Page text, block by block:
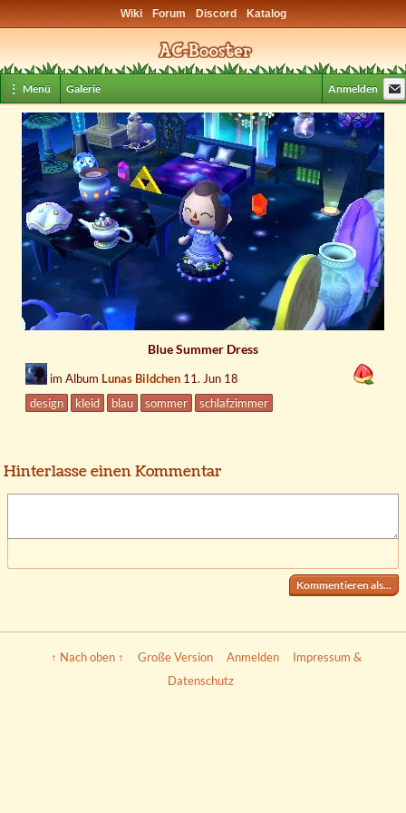
Wiki Forum Discord Katalog
⋮ Menü Galerie Anmelden
Blue Summer Dress
im Album Lunas Bildchen 11. Jun 18
design
kleid blau sommer schlafzimmer
Hinterlasse einen Kommentar
Kommentieren als...
↑ Nach oben ↑ Große Version Anmelden
Impressum &
Datenschutz